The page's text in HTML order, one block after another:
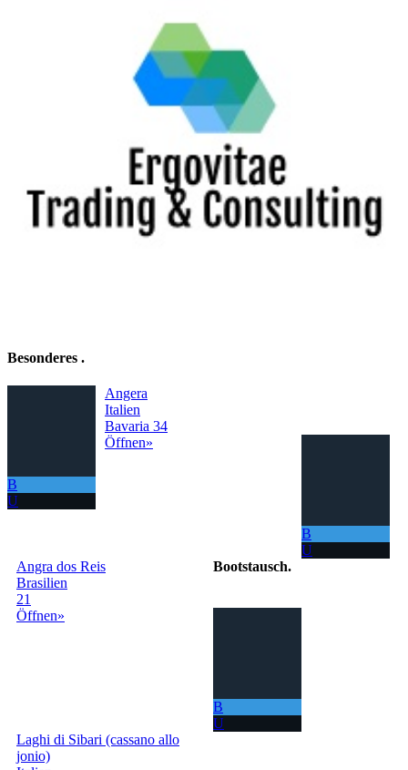
Besonderes .
B
U
Angera
Italien
Bavaria 34
Öffnen»
B
U
Angra dos Reis
Brasilien
21
Öffnen»
B
U
Laghi di Sibari (cassano allo
jonio)
Bootstausch.